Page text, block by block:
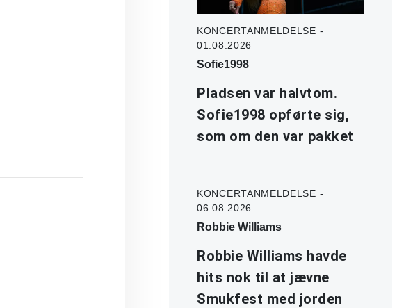
KONCERTANMELDELSE -
01.08.2026
Sofie1998
Pladsen var halvtom.
Sofie1998 opførte sig,
som om den var pakket
KONCERTANMELDELSE -
06.08.2026
Robbie Williams
Robbie Williams havde
hits nok til at jævne
Smukfest med jorden